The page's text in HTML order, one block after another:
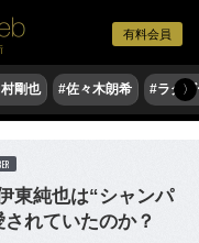
有料会員
剛也 #佐々木朗希 #ラグ〉
東純也は“シャンパ
れていたのか？